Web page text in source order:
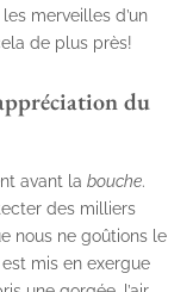
merveilles d’un
de plus près!
du
avant la bouche.
des milliers
nous ne goûtions le
mis en exergue